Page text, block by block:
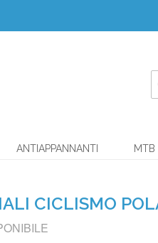
ANTIAPPANNANTI MTB
CICLISMO